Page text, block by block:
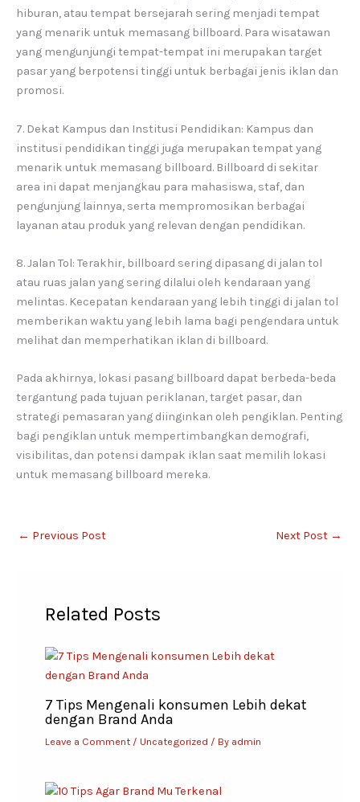
hiburan, atau tempat bersejarah sering menjadi tempat
yang menarik untuk memasang billboard. Para wisatawan
yang mengunjungi tempat-tempat ini merupakan target
pasar yang berpotensi tinggi untuk berbagai jenis iklan dan
promosi.
7. Dekat Kampus dan Institusi Pendidikan: Kampus dan
institusi pendidikan tinggi juga merupakan tempat yang
menarik untuk memasang billboard. Billboard di sekitar
area ini dapat menjangkau para mahasiswa, staf, dan
pengunjung lainnya, serta mempromosikan berbagai
layanan atau produk yang relevan dengan pendidikan.
8. Jalan Tol: Terakhir, billboard sering dipasang di jalan tol
atau ruas jalan yang sering dilalui oleh kendaraan yang
melintas. Kecepatan kendaraan yang lebih tinggi di jalan tol
memberikan waktu yang lebih lama bagi pengendara untuk
melihat dan memperhatikan iklan di billboard.
Pada akhirnya, lokasi pasang billboard dapat berbeda-beda
tergantung pada tujuan periklanan, target pasar, dan
strategi pemasaran yang diinginkan oleh pengiklan. Penting
bagi pengiklan untuk mempertimbangkan demografi,
visibilitas, dan potensi dampak iklan saat memilih lokasi
untuk memasang billboard mereka.
← Previous Post Next Post →
Related Posts
7 Tips Mengenali konsumen Lebih dekat
dengan Brand Anda
Leave a Comment / Uncategorized / By admin